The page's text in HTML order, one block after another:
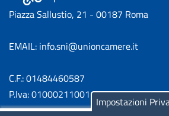
Piazza Sallustio, 21 - 00187 Roma
EMAIL: info.sni@unioncamere.it
C.F.: 01484460587
P.Iva: 01000211001
Impostazioni